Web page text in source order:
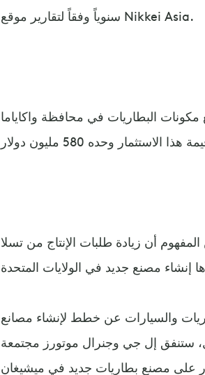
سنوياً وفقاً لتقارير موقع Nikkei Asia.
البطاريات في محافظة واكاياما
الياباني أيضاً تصنيع خلية 4680، ومن المفهوم أن زيادة طلبات الإنتاج من تسلا
والسيارات عن خطط لإنشاء مصانع
ستنفق إل جي وجنرال موتورز مجتمعة